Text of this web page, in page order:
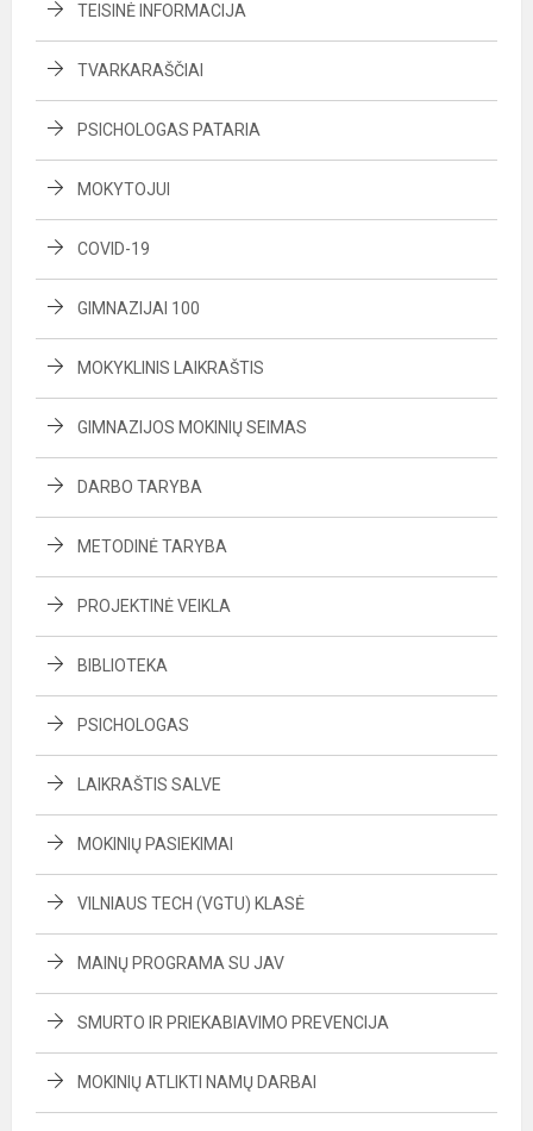
TEISINĖ INFORMACIJA
TVARKARAŠČIAI
PSICHOLOGAS PATARIA
MOKYTOJUI
COVID-19
GIMNAZIJAI 100
MOKYKLINIS LAIKRAŠTIS
GIMNAZIJOS MOKINIŲ SEIMAS
DARBO TARYBA
METODINĖ TARYBA
PROJEKTINĖ VEIKLA
BIBLIOTEKA
PSICHOLOGAS
LAIKRAŠTIS SALVE
MOKINIŲ PASIEKIMAI
VILNIAUS TECH (VGTU) KLASĖ
MAINŲ PROGRAMA SU JAV
SMURTO IR PRIEKABIAVIMO PREVENCIJA
MOKINIŲ ATLIKTI NAMŲ DARBAI